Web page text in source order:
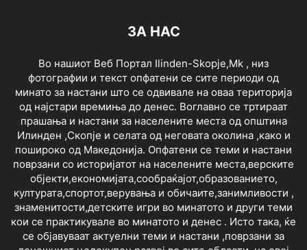
ЗА НАС
Во нашиот Веб Портал Ilinden-Skopje,Mk , низ
фотографии и текст опфатени се сите периоди од
минато за настани што се одвивале на оваа територија
од најстари времиња до денес. Воглавно се тртираат
прашања и настани за населените места од општина
Илинден ,Скопје и селата од неговата околина ,како и
пошироко од Македонија. Опфатени се теми и настани
поврзани со историјатот на населените места,верските
објекти,економијата,сообраќајот,образованието,
културата,спортот,верувања и обичаите,занимливости ,
знаменитости,детските игри во минатото и други теми
кои се практикувале во минатото и денес . Исто така, ќе
се објавуваат актуелни теми и настани ,поврзани за